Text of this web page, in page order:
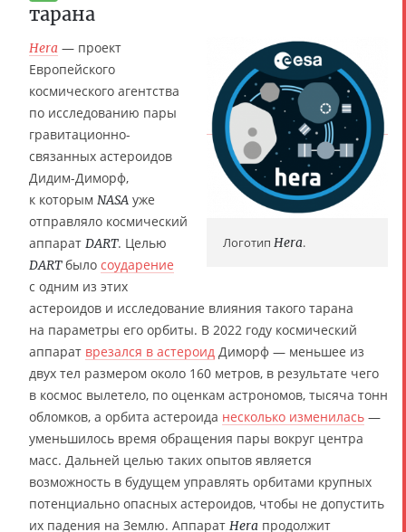
тарана
Логотип Hera.
Hera — проект
Европейского
космического агентства
по исследованию пары
гравитационно-
связанных астероидов
Дидим-Диморф,
к которым NASA уже
отправляло космический
аппарат DART. Целью
DARTбыло соударение
с одним из этих
астероидов и исследование влияния такого тарана
на параметры его орбиты. В 2022 году космический
аппарат врезался в астероид Диморф — меньшее из
двух тел размером около 160 метров, в результате чего
в космос вылетело, по оценкам астрономов, тысяча тонн
обломков, а орбита астероида несколько изменилась —
уменьшилось время обращения пары вокруг центра
масс. Дальней целью таких опытов является
возможность в будущем управлять орбитами крупных
потенциально опасных астероидов, чтобы не допустить
их падения на Землю. Аппарат Hera продолжит